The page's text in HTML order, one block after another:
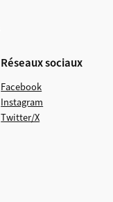
Réseaux sociaux
Facebook
Instagram
Twitter/X